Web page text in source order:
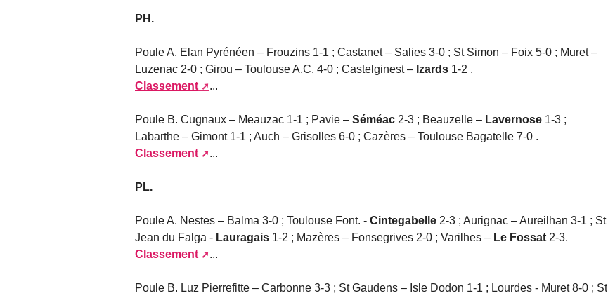
PH.
Poule A. Elan Pyrénéen – Frouzins 1-1 ; Castanet – Salies 3-0 ; St Simon – Foix 5-0 ; Muret –
Luzenac 2-0 ; Girou – Toulouse A.C. 4-0 ; Castelginest – Izards 1-2 .
Classement
...
Poule B. Cugnaux – Meauzac 1-1 ; Pavie – Séméac 2-3 ; Beauzelle – Lavernose 1-3 ;
Labarthe – Gimont 1-1 ; Auch – Grisolles 6-0 ; Cazères – Toulouse Bagatelle 7-0 .
Classement
...
PL.
Poule A. Nestes – Balma 3-0 ; Toulouse Font. - Cintegabelle 2-3 ; Aurignac – Aureilhan 3-1 ; St
Jean du Falga - Lauragais 1-2 ; Mazères – Fonsegrives 2-0 ; Varilhes – Le Fossat 2-3.
Classement
...
Poule B. Luz Pierrefitte – Carbonne 3-3 ; St Gaudens – Isle Dodon 1-1 ; Lourdes - Muret 8-0 ; St